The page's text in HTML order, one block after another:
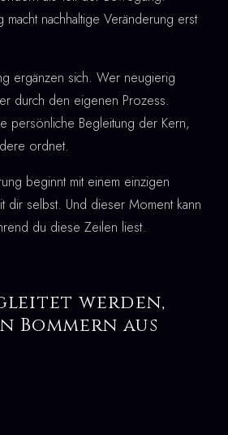
macht nachhaltige Veränderung erst
ergänzen sich. Wer neugierig
durch den eigenen Prozess.
persönliche Begleitung der Kern,
ordnet.
beginnt mit einem einzigen
dir selbst. Und dieser Moment kann
du diese Zeilen liest.
werden,
Bommern aus